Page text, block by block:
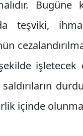
Bugüne
teşviki,
işletecek
içinde